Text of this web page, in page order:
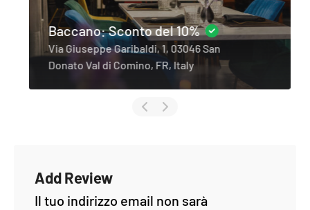
Baccano: Sconto del 10%
Via Giuseppe Garibaldi, 1, 03046 San
Donato Val di Comino, FR, Italy
Add Review
Il tuo indirizzo email non sarà